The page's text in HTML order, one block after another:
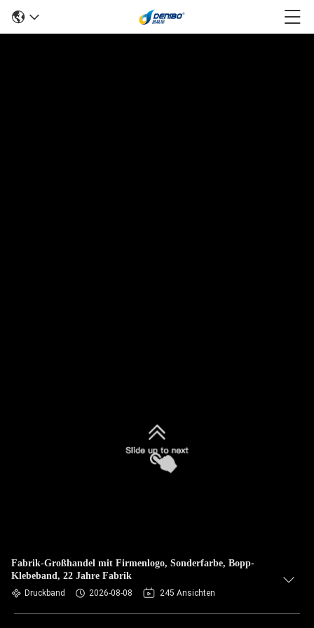
Fabrik-Großhandel mit Firmenlogo, Sonderfarbe, Bopp-
Klebeband, 22 Jahre Fabrik
Druckband 2026-08-08 245 Ansichten